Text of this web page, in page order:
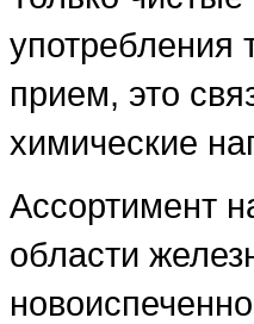
употребления
прием, это
химические
Ассортимент
области